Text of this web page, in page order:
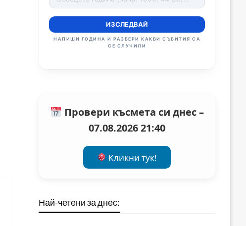
ИЗСЛЕДВАЙ
НАПИШИ ГОДИНА И РАЗБЕРИ КАКВИ СЪБИТИЯ СА
СЕ СЛУЧИЛИ
Провери късмета си днес –
07.08.2026 21:40
Кликни тук!
Най-четени за днес: